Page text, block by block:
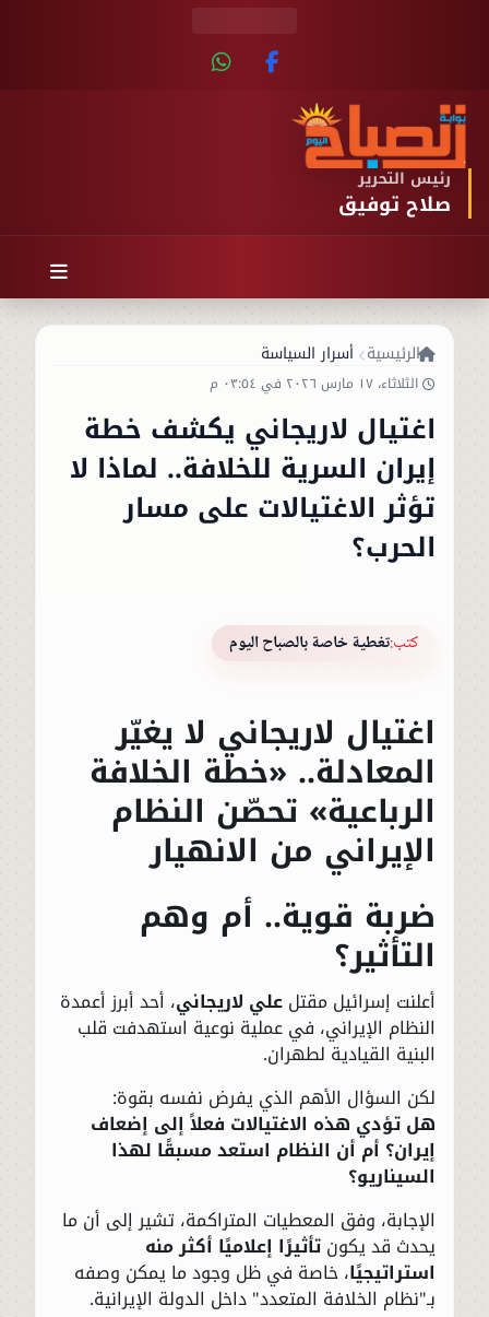
رئيس التحرير
صلاح توفيق
الرئيسية أسرار السياسة
الثلاثاء، ١٧ مارس ٢٠٢٦ في ٠٣:٥٤ م
اغتيال لاريجاني يكشف خطة
إيران السرية للخلافة.. لماذا لا
تؤثر الاغتيالات على مسار
الحرب؟
كتب:تغطية خاصة بالصباح اليوم
اغتيال لاريجاني لا يغيّر
المعادلة.. «خطة الخلافة
الرباعية» تحصّن النظام
الإيراني من الانهيار
ضربة قوية.. أم وهم
التأثير؟
أعلنت إسرائيل مقتلعلي لاريجاني، أحد أبرز أعمدة
النظام الإيراني، في عملية نوعية استهدفت قلب
البنية القيادية لطهران.
لكن السؤال الأهم الذي يفرض نفسه بقوة:
هل تؤدي هذه الاغتيالات فعلاً إلى إضعاف
إيران؟ أم أن النظام استعد مسبقًا لهذا
السيناريو؟
الإجابة، وفق المعطيات المتراكمة، تشير إلى أن ما
يحدث قد يكونتأثيرًا إعلاميًا أكثر منه
استراتيجيًا، خاصة في ظل وجود ما يمكن وصفه
بـ"نظام الخلافة المتعدد" داخل الدولة الإيرانية.